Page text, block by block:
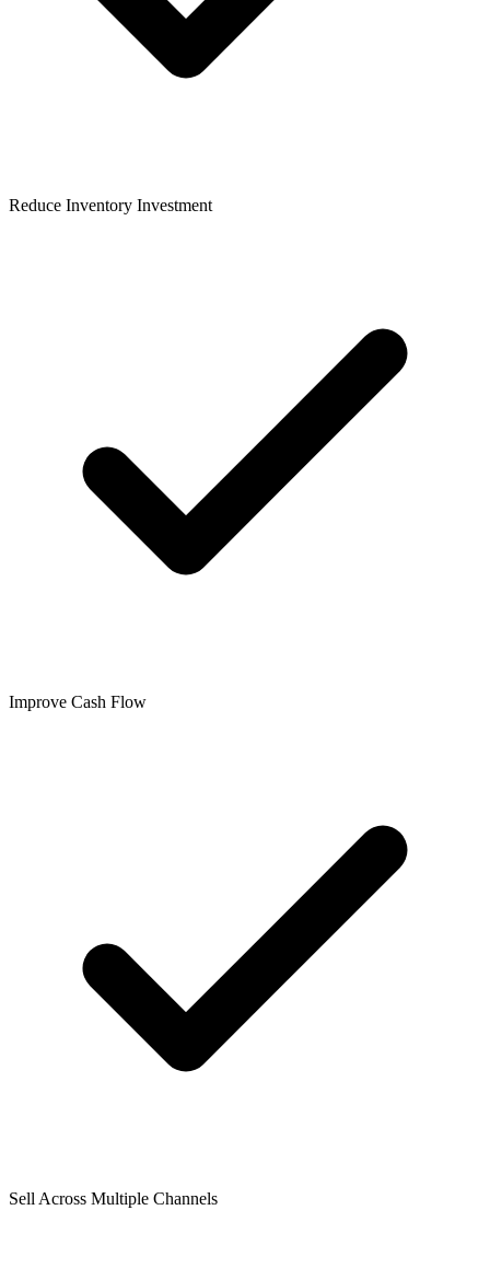
Reduce Inventory Investment
Improve Cash Flow
Sell Across Multiple Channels